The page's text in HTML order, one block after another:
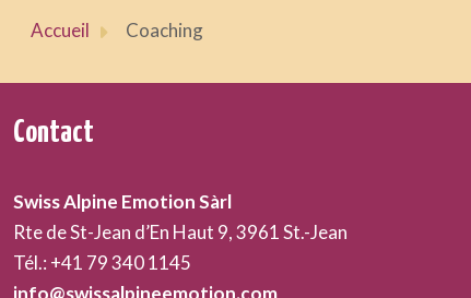
Accueil Coaching
Contact
Swiss Alpine Emotion Sàrl
Rte de St-Jean d’En Haut 9, 3961 St.-Jean
Tél.: +41 79 340 1145
info@swissalpineemotion.com